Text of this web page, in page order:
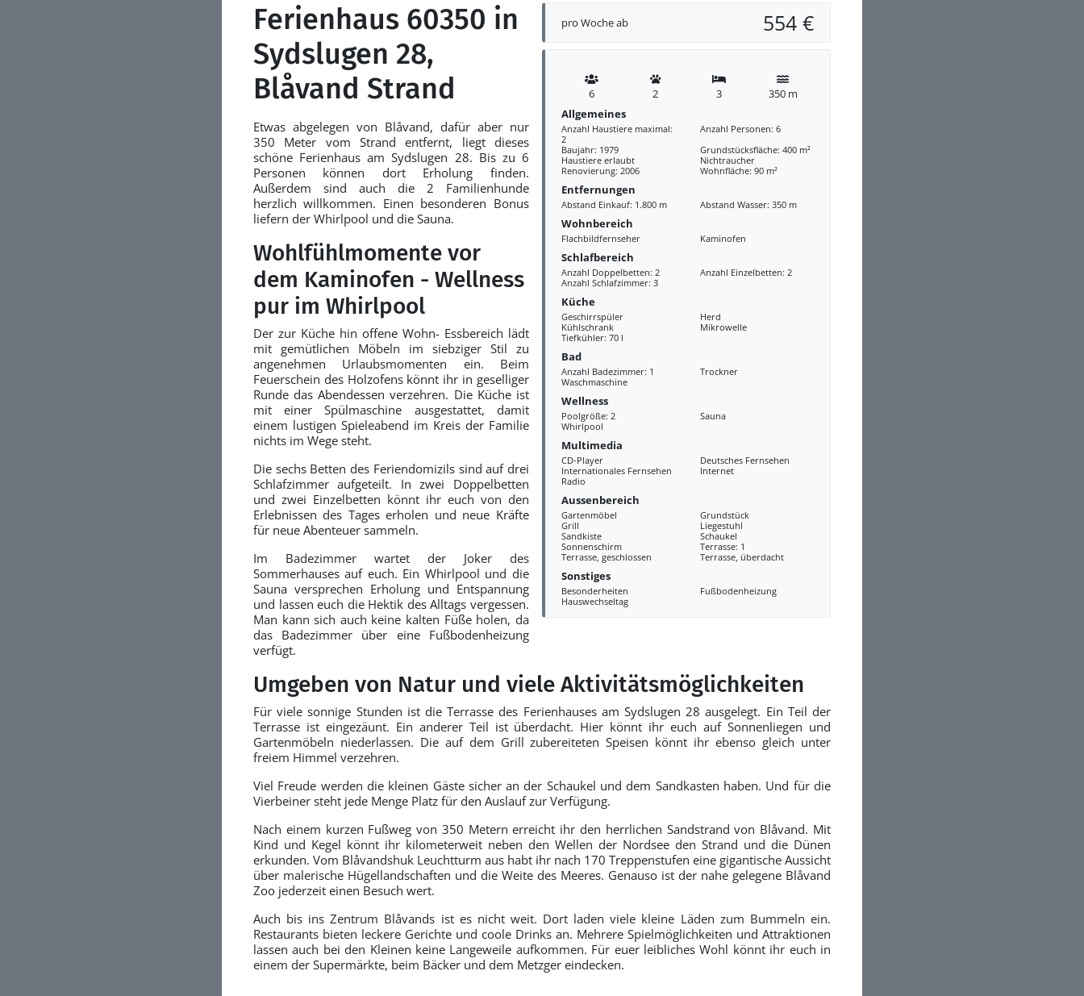
pro Woche ab 554 €
6 2 3
350 m
Allgemeines
Anzahl Haustiere maximal:
2
Anzahl Personen: 6
Baujahr: 1979
Grundstücksfläche: 400 m²
Haustiere erlaubt
Nichtraucher
Renovierung: 2006
Wohnfläche: 90 m²
Entfernungen
Abstand Einkauf: 1.800 m Abstand Wasser: 350 m
Wohnbereich
Flachbildfernseher Kaminofen
Schlafbereich
Anzahl Doppelbetten: 2
Anzahl Einzelbetten: 2
Anzahl Schlafzimmer: 3
Küche
Geschirrspüler
Herd
Kühlschrank
Mikrowelle
Tiefkühler: 70 l
Bad
Anzahl Badezimmer: 1
Trockner
Waschmaschine
Wellness
Poolgröße: 2
Sauna
Whirlpool
Multimedia
CD-Player
Deutsches Fernsehen
Internationales Fernsehen
Internet
Radio
Aussenbereich
Gartenmöbel
Grundstück
Grill
Liegestuhl
Sandkiste
Schaukel
Sonnenschirm
Terrasse: 1
Terrasse, geschlossen
Terrasse, überdacht
Sonstiges
Besonderheiten
Fußbodenheizung
Hauswechseltag
Ferienhaus 60350 in
Sydslugen 28,
Blåvand Strand
Etwas abgelegen von Blåvand, dafür aber nur
350 Meter vom Strand entfernt, liegt dieses
schöne Ferienhaus am Sydslugen 28. Bis zu 6
Personen können dort Erholung finden.
Außerdem sind auch die 2 Familienhunde
herzlich willkommen. Einen besonderen Bonus
liefern der Whirlpool und die Sauna.
Wohlfühlmomente vor
dem Kaminofen - Wellness
pur im Whirlpool
Der zur Küche hin offene Wohn- Essbereich lädt
mit gemütlichen Möbeln im siebziger Stil zu
angenehmen Urlaubsmomenten ein. Beim
Feuerschein des Holzofens könnt ihr in geselliger
Runde das Abendessen verzehren. Die Küche ist
mit einer Spülmaschine ausgestattet, damit
einem lustigen Spieleabend im Kreis der Familie
nichts im Wege steht.
Die sechs Betten des Feriendomizils sind auf drei
Schlafzimmer aufgeteilt. In zwei Doppelbetten
und zwei Einzelbetten könnt ihr euch von den
Erlebnissen des Tages erholen und neue Kräfte
für neue Abenteuer sammeln.
Im Badezimmer wartet der Joker des
Sommerhauses auf euch. Ein Whirlpool und die
Sauna versprechen Erholung und Entspannung
und lassen euch die Hektik des Alltags vergessen.
Man kann sich auch keine kalten Füße holen, da
das Badezimmer über eine Fußbodenheizung
verfügt.
Umgeben von Natur und viele Aktivitätsmöglichkeiten
Für viele sonnige Stunden ist die Terrasse des Ferienhauses am Sydslugen 28 ausgelegt. Ein Teil der
Terrasse ist eingezäunt. Ein anderer Teil ist überdacht. Hier könnt ihr euch auf Sonnenliegen und
Gartenmöbeln niederlassen. Die auf dem Grill zubereiteten Speisen könnt ihr ebenso gleich unter
freiem Himmel verzehren.
Viel Freude werden die kleinen Gäste sicher an der Schaukel und dem Sandkasten haben. Und für die
Vierbeiner steht jede Menge Platz für den Auslauf zur Verfügung.
Nach einem kurzen Fußweg von 350 Metern erreicht ihr den herrlichen Sandstrand von Blåvand. Mit
Kind und Kegel könnt ihr kilometerweit neben den Wellen der Nordsee den Strand und die Dünen
erkunden. Vom Blåvandshuk Leuchtturm aus habt ihr nach 170 Treppenstufen eine gigantische Aussicht
über malerische Hügellandschaften und die Weite des Meeres. Genauso ist der nahe gelegene Blåvand
Zoo jederzeit einen Besuch wert.
Auch bis ins Zentrum Blåvands ist es nicht weit. Dort laden viele kleine Läden zum Bummeln ein.
Restaurants bieten leckere Gerichte und coole Drinks an. Mehrere Spielmöglichkeiten und Attraktionen
lassen auch bei den Kleinen keine Langeweile aufkommen. Für euer leibliches Wohl könnt ihr euch in
einem der Supermärkte, beim Bäcker und dem Metzger eindecken.